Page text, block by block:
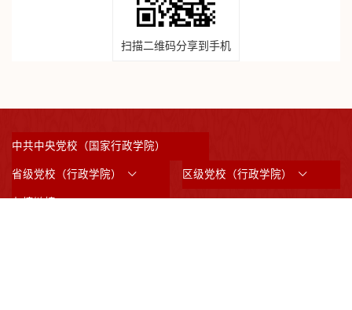
扫描二维码分享到手机
中共中央党校（国家行政学院）
省级党校（行政学院） 区级党校（行政学院）